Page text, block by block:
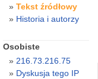
Tekst źródłowy
Historia i autorzy
Osobiste
216.73.216.75
Dyskusja tego IP